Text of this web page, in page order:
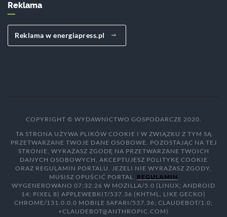
Reklama
Reklama w energiapress.pl
COPYRIGHT © WYDAWNICTWO GOSPODARCZE 2020.
TA STRONA UŻYWA PLIKÓW COOKIE I W ZWIĄZKU Z TYM SĄ
PRZETWARZANE TWOJE DANE OSOBOWE. POZOSTAJĄC NA TEJ
STRONIE, WYRAŻASZ ZGODĘ NA PRZETWARZANE TWOICH
DANYCH OSOBOWYCH, AKCEPTUJESZ POLITYKĘ COOKIE
ORAZ REGULAMIN PORTALU. JEŻELI NIE WYRAŻASZ ZGODY,
MUSISZ OPUŚCIĆ PORTAL. REGULAMIN
WYGENEROWANO 07:32:26 W MOZILLA/5.0 (LINUX; ANDROID
14; PIXEL 8) APPLEWEBKIT/537.36 (KHTML, LIKE GECKO)
CHROME/131.0.0.0 MOBILE SAFARI/537.36; CLAUDEBOT/1.0;
+CLAUDEBOT@ANTHROPIC.COM)